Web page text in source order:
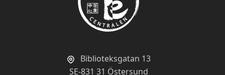
Biblioteksgatan 13
SE-831 31 Östersund